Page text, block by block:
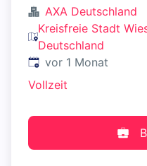
AXA Deutschland
Kreisfreie Stadt
Deutschland
Veröffentlicht:
vor 1 Monat
Vollzeit